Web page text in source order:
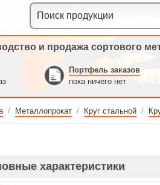
и продажа сортового
Портфель заказов
пока ничего нет
/ Металлопрокат / Круг стальной /
характеристики